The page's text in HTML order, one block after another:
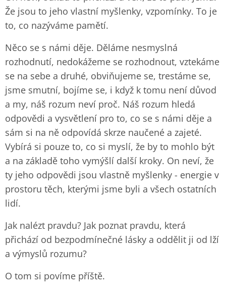
Že jsou to jeho vlastní myšlenky, vzpomínky. To je
to, co nazýváme pamětí.
Něco se s námi děje. Děláme nesmyslná
rozhodnutí, nedokážeme se rozhodnout, vztekáme
se na sebe a druhé, obviňujeme se, trestáme se,
jsme smutní, bojíme se, i když k tomu není důvod
a my, náš rozum neví proč. Náš rozum hledá
odpovědi a vysvětlení pro to, co se s námi děje a
sám si na ně odpovídá skrze naučené a zajeté.
Vybírá si pouze to, co si myslí, že by to mohlo být
a na základě toho vymýšlí další kroky. On neví, že
ty jeho odpovědi jsou vlastně myšlenky - energie v
prostoru těch, kterými jsme byli a všech ostatních
lidí.
Jak nalézt pravdu? Jak poznat pravdu, která
přichází od bezpodmínečné lásky a oddělit ji od lží
a výmyslů rozumu?
O tom si povíme příště.